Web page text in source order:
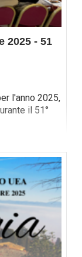
2025 - 51
l'anno 2025,
il 51°